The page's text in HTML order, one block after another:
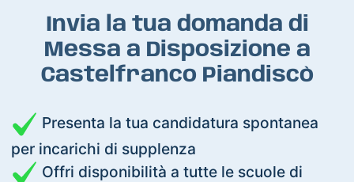
Invia la tua domanda di
Messa a Disposizione a
Castelfranco Piandiscò
Presenta la tua candidatura spontanea
per incarichi di supplenza
Offri disponibilità a tutte le scuole di